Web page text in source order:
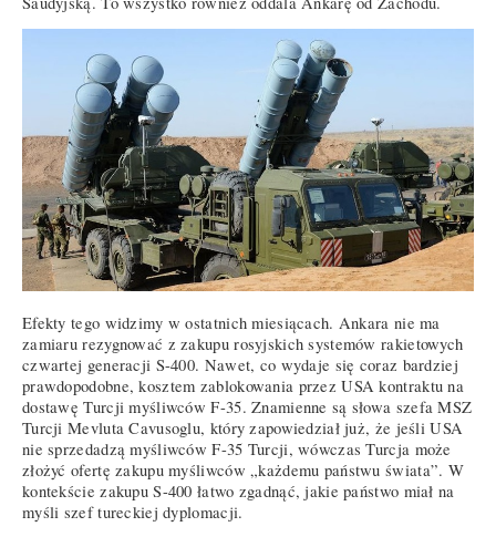
Efekty tego widzimy w ostatnich miesiącach. Ankara nie ma
zamiaru rezygnować z zakupu rosyjskich systemów rakietowych
czwartej generacji S-400. Nawet, co wydaje się coraz bardziej
prawdopodobne, kosztem zablokowania przez USA kontraktu na
dostawę Turcji myśliwców F-35. Znamienne są słowa szefa MSZ
Turcji Mevluta Cavusoglu, który zapowiedział już, że jeśli USA
nie sprzedadzą myśliwców F-35 Turcji, wówczas Turcja może
złożyć ofertę zakupu myśliwców „każdemu państwu świata”. W
kontekście zakupu S-400 łatwo zgadnąć, jakie państwo miał na
myśli szef tureckiej dyplomacji.